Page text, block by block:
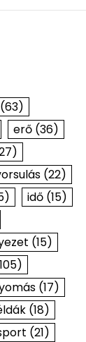
erő(36)
(22)
idő(15)
(15)
(17)
(18)
(21)